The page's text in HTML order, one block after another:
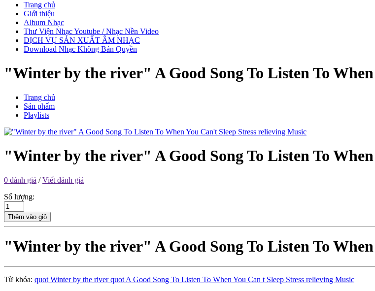
Trang chủ
Giới thiệu
Album Nhạc
Thư Viện Nhạc Youtube / Nhạc Nền Video
DỊCH VỤ SẢN XUẤT ÂM NHẠC
Download Nhạc Không Bản Quyền
"Winter by the river" A Good Song To Listen To
Trang chủ
Sản phẩm
Playlists
"Winter by the river" A Good Song To Listen To
0 đánh giá /Viết đánh giá
Số lượng:
Thêm vào giỏ
"Winter by the river" A Good Song To Listen To
Từ khóa: quot Winter by the river quot A Good Song To Listen To When You Can t Sleep Stress relieving Music